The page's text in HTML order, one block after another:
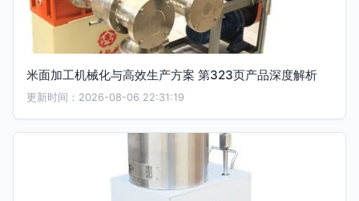
米面加工机械化与高效生产方案 第323页产品深度解析
更新时间：2026-08-06 22:31:19